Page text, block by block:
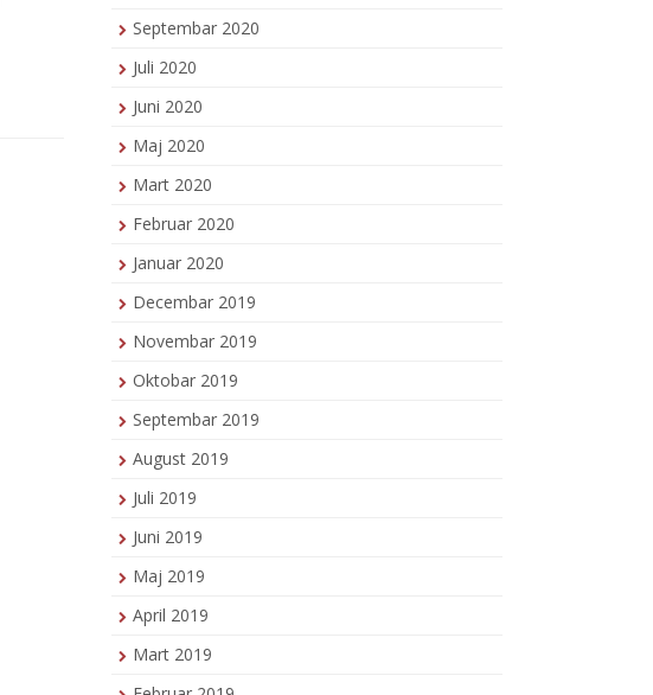
Septembar 2020
Juli 2020
Juni 2020
Maj 2020
Mart 2020
Februar 2020
Januar 2020
Decembar 2019
Novembar 2019
Oktobar 2019
Septembar 2019
August 2019
Juli 2019
Juni 2019
Maj 2019
April 2019
Mart 2019